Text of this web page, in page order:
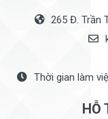
265 Đ. Trần
Thời gian làm
HỖ